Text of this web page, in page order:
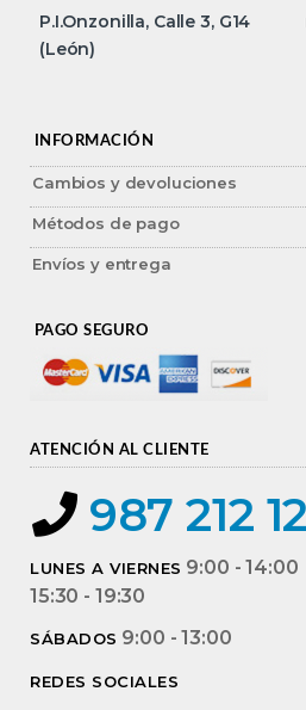
P.I.Onzonilla, Calle 3, G14
(León)
INFORMACIÓN
Cambios y devoluciones
Métodos de pago
Envíos y entrega
PAGO SEGURO
ATENCIÓN AL CLIENTE
987 212
LUNES A VIERNES 9:00 - 14:00
15:30 - 19:30
SÁBADOS 9:00 - 13:00
REDES SOCIALES